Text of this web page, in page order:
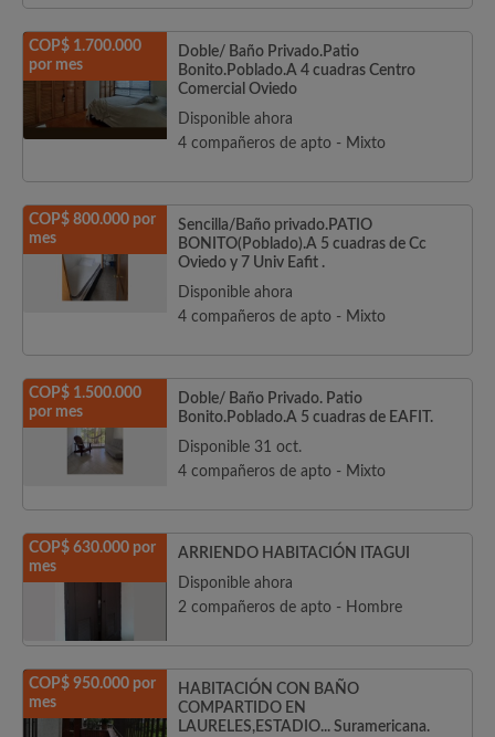
COP$ 1.700.000
por mes
Doble/ Baño Privado.Patio
Bonito.Poblado.A 4 cuadras Centro
Comercial Oviedo
Disponible ahora
4 compañeros de apto - Mixto
COP$ 800.000 por
mes
Sencilla/Baño privado.PATIO
BONITO(Poblado).A 5 cuadras de Cc
Oviedo y 7 Univ Eafit .
Disponible ahora
4 compañeros de apto - Mixto
COP$ 1.500.000
por mes
Doble/ Baño Privado. Patio
Bonito.Poblado.A 5 cuadras de EAFIT.
Disponible 31 oct.
4 compañeros de apto - Mixto
COP$ 630.000 por
mes
ARRIENDO HABITACIÓN ITAGUI
Disponible ahora
2 compañeros de apto - Hombre
COP$ 950.000 por
mes
HABITACIÓN CON BAÑO
COMPARTIDO EN
LAURELES,ESTADIO... Suramericana.